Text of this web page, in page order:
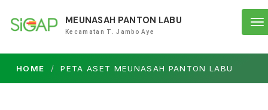
MEUNASAH PANTON LABU
Kecamatan T. Jambo Aye
HOME PETA ASET MEUNASAH PANTON LABU